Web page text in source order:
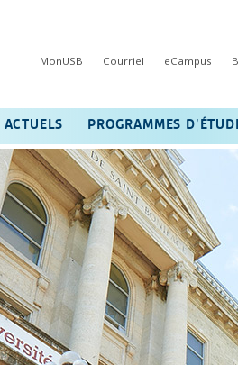
MonUSB Courriel eCampus
ACTUELS PROGRAMMES